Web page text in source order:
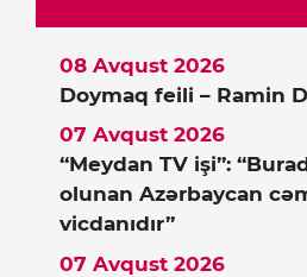
Doymaq feili – Ramin
08 Avqust 2026
“Meydan TV işi”:
olunan Azərbaycan
vicdanıdır”
07 Avqust 2026
07 Avqust 2026